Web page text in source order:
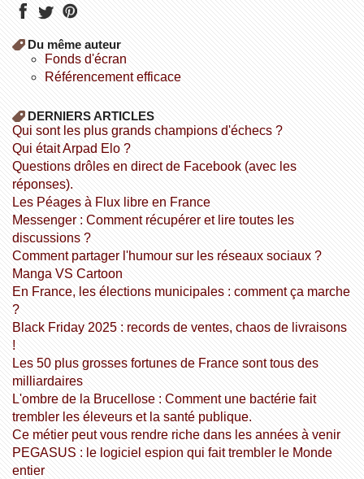
Du même auteur
fonds d'écran
référencement efficace
DERNIERS ARTICLES
Qui sont les plus grands champions d'échecs ?
Qui était Arpad Elo ?
Questions drôles en direct de Facebook (avec les
réponses).
Les Péages à Flux libre en France
Messenger : Comment récupérer et lire toutes les
discussions ?
Comment partager l'humour sur les réseaux sociaux ?
Manga VS Cartoon
En France, les élections municipales : comment ça marche
?
Black Friday 2025 : records de ventes, chaos de livraisons
!
Les 50 plus grosses fortunes de France sont tous des
milliardaires
L'ombre de la Brucellose : Comment une bactérie fait
trembler les éleveurs et la santé publique.
Ce métier peut vous rendre riche dans les années à venir
PEGASUS : le logiciel espion qui fait trembler le Monde
entier